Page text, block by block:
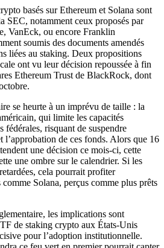
basés sur Ethereum et Solana sont
SEC, notamment ceux proposés par
VanEck, ou encore Franklin
soumis des documents amendés
liées au staking. Deux propositions
ont vu leur décision repoussée à fin
Ethereum Trust de BlackRock, dont
se heurte à un imprévu de taille : la
qui limite les capacités
fédérales, risquant de suspendre
l’approbation de ces fonds. Alors que 16
une décision ce mois-ci, cette
une ombre sur le calendrier. Si les
cela pourrait profiter
Solana, perçus comme plus prêts
les implications sont
de staking crypto aux États-Unis
pour l’adoption institutionnelle.